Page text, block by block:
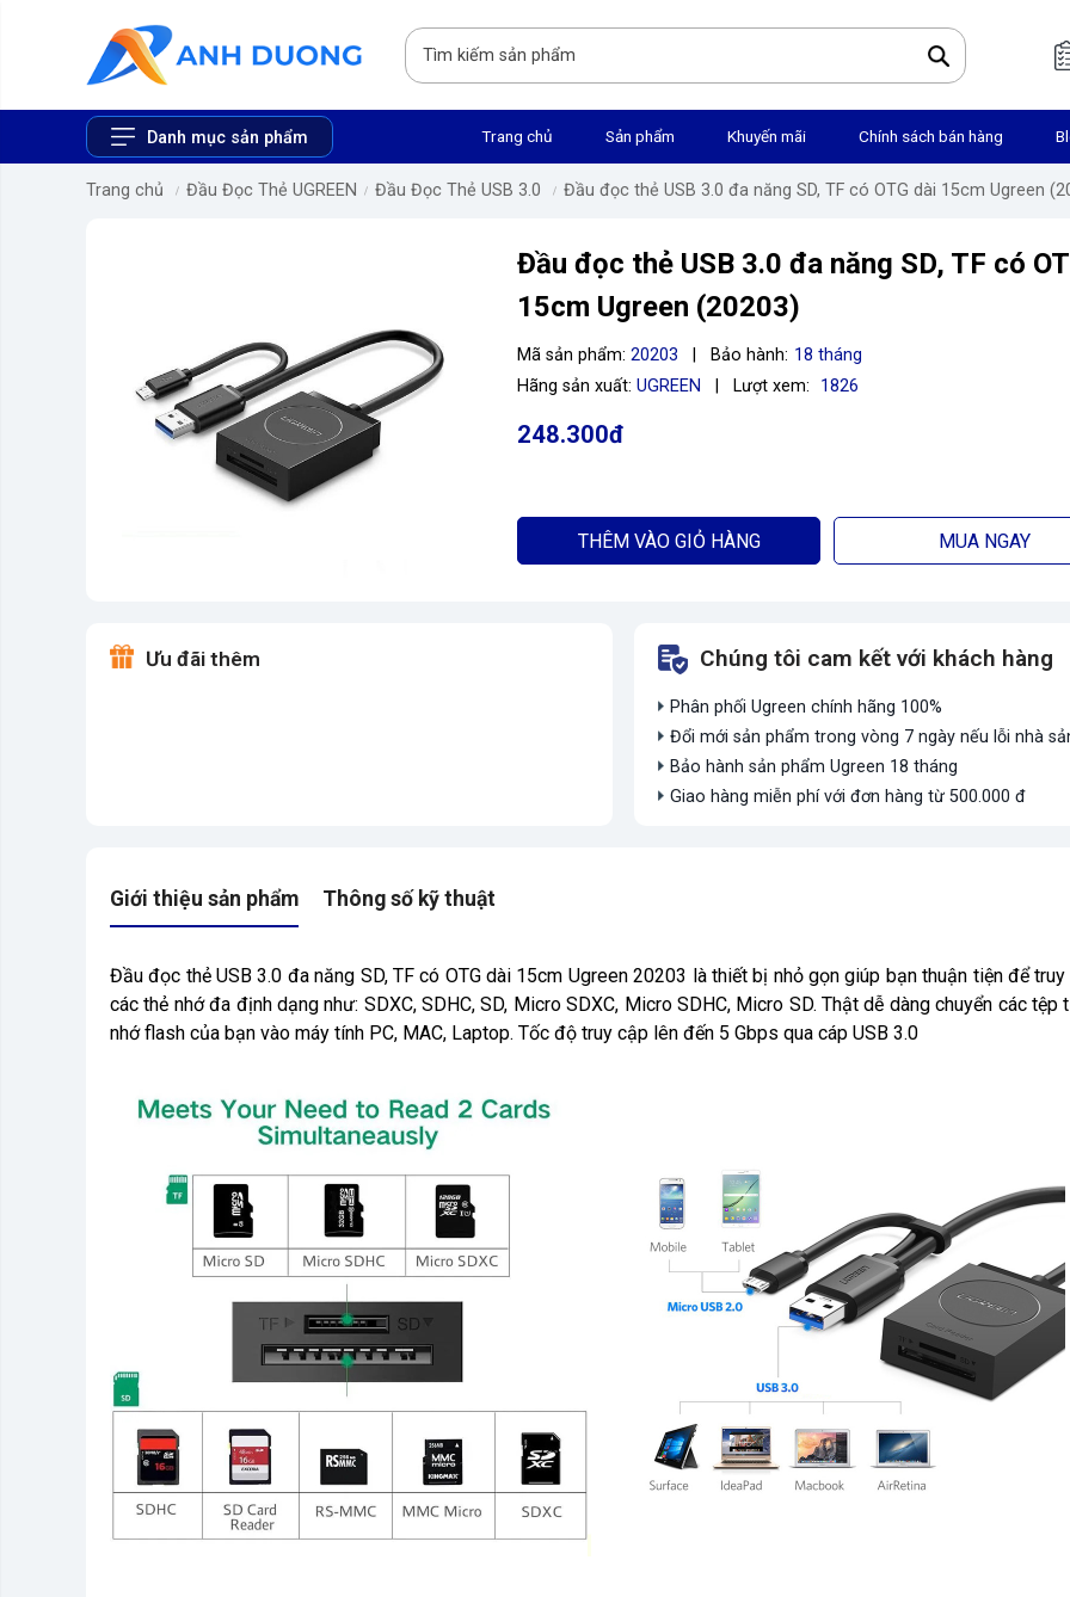
Danh mục sản phẩm Trang chủ Sản phẩm Khuyến mãi Chính sách bán hàng
Trang chủ Đầu Đọc Thẻ UGREEN Đầu Đọc Thẻ USB 3.0 Đầu đọc thẻ USB 3.0 đa năng SD, TF có OTG dài 15cm Ugreen
Đầu đọc thẻ USB 3.0 đa năng SD, TF có
15cm Ugreen (20203)
Mã sản phẩm: 20203 Bảo hành: 18 tháng
Hãng sản xuất: UGREEN Lượt xem: 1826
248.300đ
THÊM VÀO GIỎ HÀNG MUA NGAY
Ưu đãi thêm Chúng tôi cam kết với khách hàng
Phân phối Ugreen chính hãng 100%
Đổi mới sản phẩm trong vòng 7 ngày nếu lỗi nhà
Bảo hành sản phẩm Ugreen 18 tháng
Giao hàng miễn phí với đơn hàng từ 500.000 đ
Giới thiệu sản phẩm Thông số kỹ thuật
Đầu đọc thẻ USB 3.0 đa năng SD, TF có OTG dài 15cm Ugreen 20203 là thiết bị nhỏ gọn giúp bạn thuận tiện để
các thẻ nhớ đa định dạng như: SDXC, SDHC, SD, Micro SDXC, Micro SDHC, Micro SD. Thật dễ dàng chuyển các tệp
nhớ flash của bạn vào máy tính PC, MAC, Laptop. Tốc độ truy cập lên đến 5 Gbps qua cáp USB 3.0